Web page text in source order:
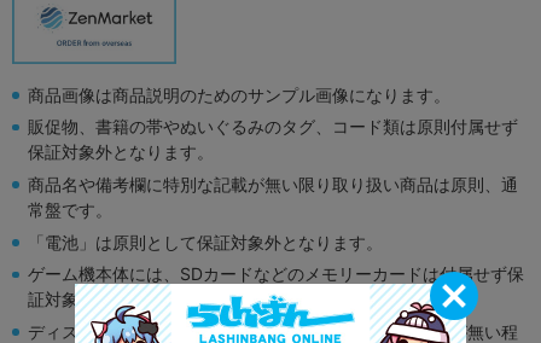
商品画像は商品説明のためのサンプル画像になります。
販促物、書籍の帯やぬいぐるみのタグ、コード類は原則付属せず
保証対象外となります。
商品名や備考欄に特別な記載が無い限り取り扱い商品は原則、通
常盤です。
「電池」は原則として保証対象外となります。
ゲーム機本体には、SDカードなどのメモリーカードは付属せず保
証対象外となります。
ディスク類の読み取り面のキズに関しまして再生に支障が無い程